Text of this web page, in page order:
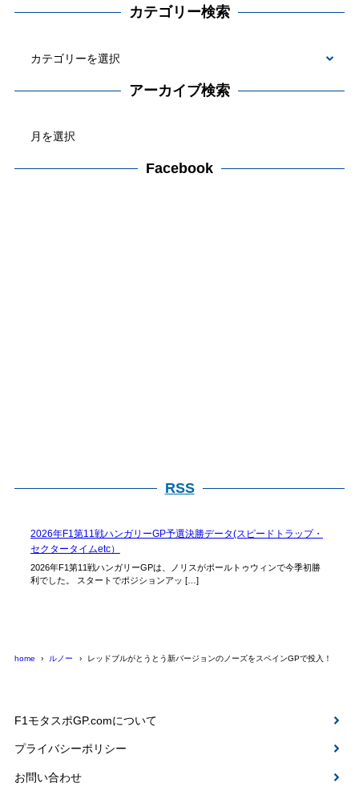
カテゴリー検索
検
アーカイブ検索
カ
Facebook
RSS
2026年F1第11戦ハンガリーGP予選決勝データ(スピードトラップ・
セクタータイムetc）
2026年F1第11戦ハンガリーGPは、ノリスがポールトゥウィンで今季初勝
利でした。 スタートでポジションアッ […]
home ルノー レッドブルがとうとう新バージョンのノーズをスペインGPで投入！
F1モタスポGP.comについて
プライバシーポリシー
お問い合わせ